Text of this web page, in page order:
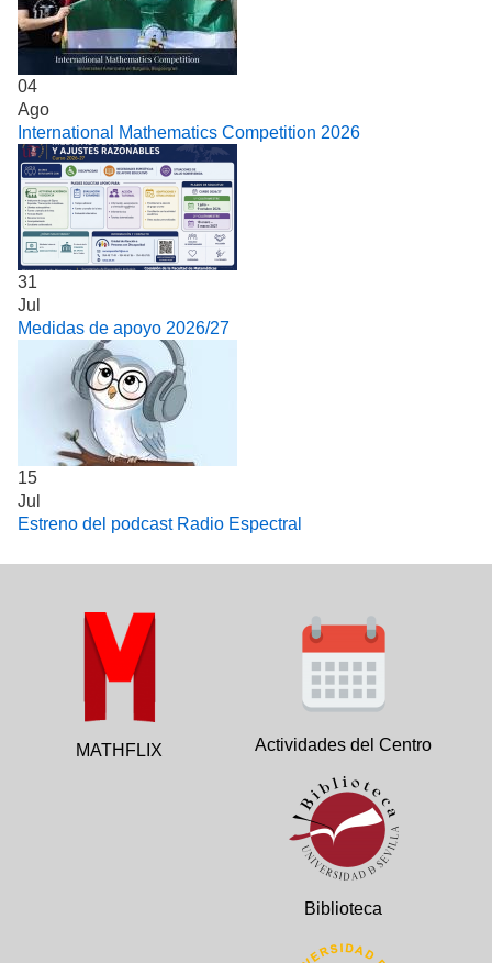
04
Ago
International Mathematics Competition 2026
31
Jul
Medidas de apoyo 2026/27
15
Jul
Estreno del podcast Radio Espectral
MATHFLIX Actividades del Centro
Biblioteca